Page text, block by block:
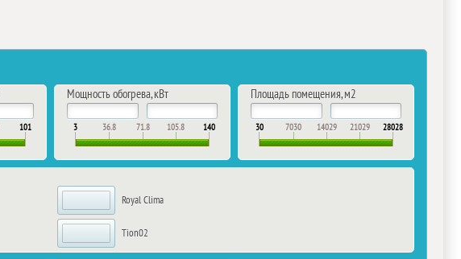
101
Мощность обогрева, кВт
3 36.8 71.8 105.8 140
Площадь помещения, м2
30 7030 14029 21029 28028
Royal Clima
Tion02